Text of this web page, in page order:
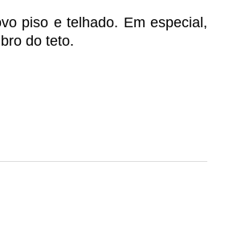
piso e telhado. Em especial,
do teto.